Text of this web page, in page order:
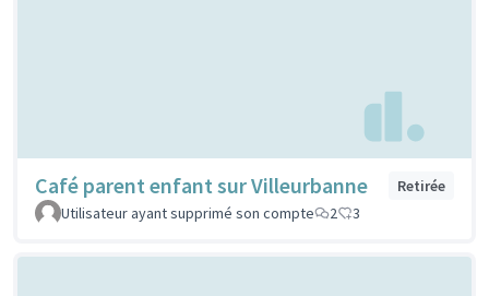
Café parent enfant sur Villeurbanne
Retirée
Utilisateur ayant supprimé son compte
2 3